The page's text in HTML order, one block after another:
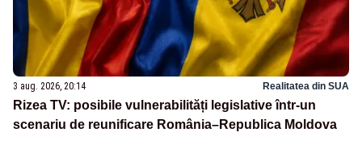
3 aug. 2026, 20:14 Realitatea din SUA
Rizea TV: posibile vulnerabilități legislative într-un
scenariu de reunificare România–Republica Moldova